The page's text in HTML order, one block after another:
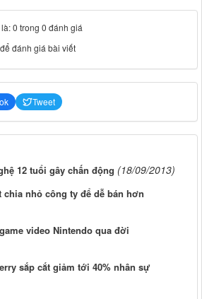
0 trong 0 đánh giá
đánh giá bài viết
Tweet
12 tuổi gây chấn động (18/09/2013)
chia nhỏ công ty để dễ bán hơn
video Nintendo qua đời
sắp cắt giảm tới 40% nhân sự